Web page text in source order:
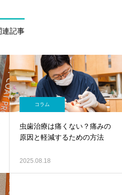
連記事
コラム
虫歯治療は痛くない？痛みの
原因と軽減するための方法
2025.08.18